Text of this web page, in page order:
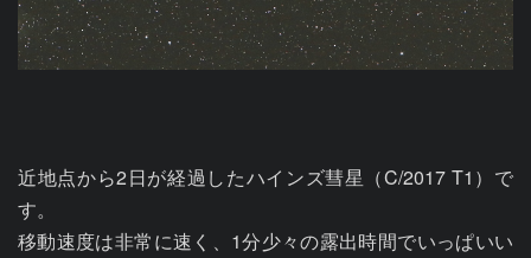
近地点から2日が経過したハインズ彗星（C/2017 T1）で
す。
移動速度は非常に速く、1分少々の露出時間でいっぱいい